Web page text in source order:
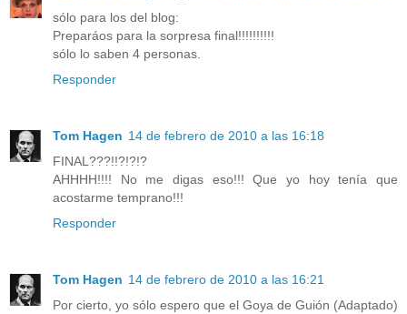
sólo para los del blog:
Preparáos para la sorpresa final!!!!!!!!!!
sólo lo saben 4 personas.
Responder
Tom Hagen 14 de febrero de 2010 a las 16:18
FINAL???!!?!?!?
AHHHH!!!! No me digas eso!!! Que yo hoy tenía que
acostarme temprano!!!
Responder
Tom Hagen 14 de febrero de 2010 a las 16:21
Por cierto, yo sólo espero que el Goya de Guión (Adaptado)